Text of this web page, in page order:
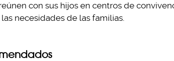
con sus hijos en centros de
necesidades de las familias.